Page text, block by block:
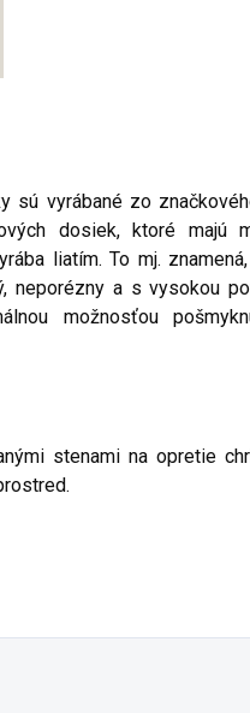
sú vyrábané zo
dosiek, ktoré majú
liatím. To mj.
neporézny a s vysokou
možnosťou
stenami na opretie